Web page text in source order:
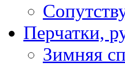
Перчатки,
Зимняя